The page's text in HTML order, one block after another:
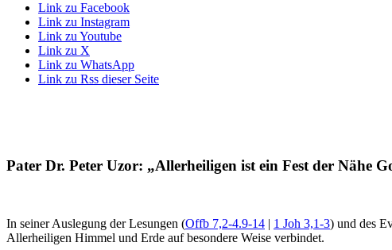
Link zu Facebook
Link zu Instagram
Link zu Youtube
Link zu X
Link zu WhatsApp
Link zu Rss dieser Seite
Pater Dr. Peter Uzor: „Allerheiligen ist ein Fest der Nähe
In seiner Auslegung der Lesungen (Offb 7,2-4.9-14 | 1 Joh 3,1-3) und des
Allerheiligen Himmel und Erde auf besondere Weise verbindet.